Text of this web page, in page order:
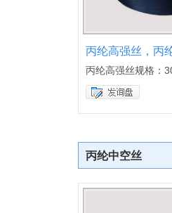
丙纶高强丝，丙
丙纶高强丝规格
丙纶中空丝